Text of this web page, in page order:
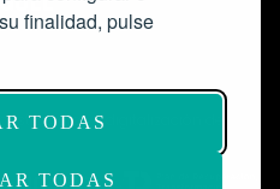
finalidad, pulse
TODAS
TODAS
y digitalización del
como espacio escénico-musical.